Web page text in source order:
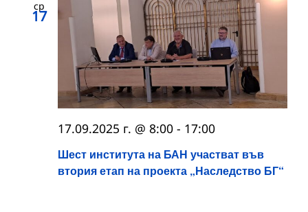
ср
17
Шест института на БАН участват във
втория етап на проекта „Наследство БГ“
17.09.2025 г. @ 8:00 - 17:00